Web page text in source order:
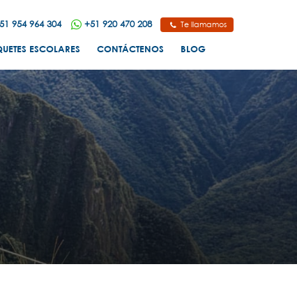
954 964 304 +51 920 470 208 Te llamamos
ESCOLARES CONTÁCTENOS BLOG